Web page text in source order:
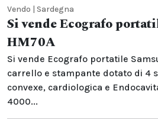
Vendo | Sardegna
Si vende Ecografo
HM70A
Si vende Ecografo portatile
carrello e stampante dotato di 4
convexe, cardiologica e
4000...